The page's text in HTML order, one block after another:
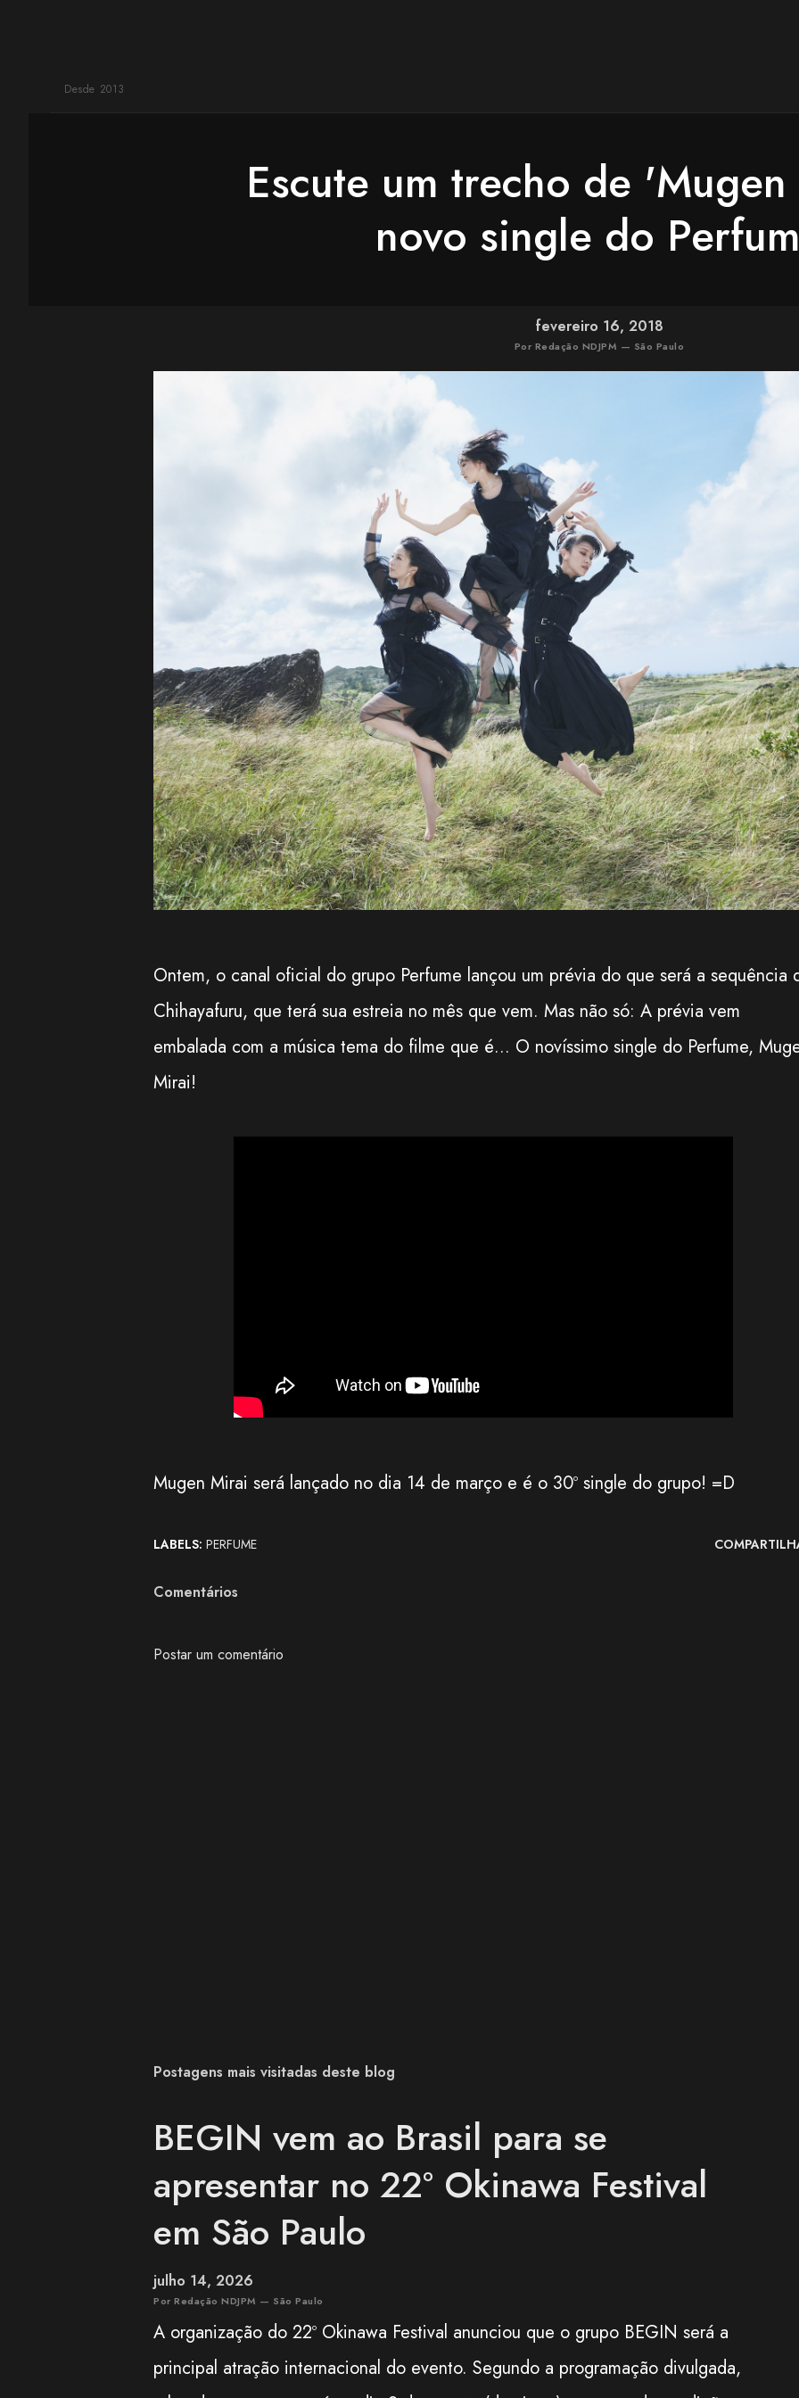
Desde 2013
Escute um trecho de
novo single do
fevereiro 16, 2018
Por Redação NDJPM — São Paulo
Ontem, o canal oficial do grupo Perfume lançou um prévia do que será a sequência
Chihayafuru, que terá sua estreia no mês que vem. Mas não só: A prévia vem
embalada com a música tema do filme que é... O novíssimo single do Perfume,
Mirai!
Mugen Mirai será lançado no dia 14 de março e é o 30º single do grupo! =D
LABELS: PERFUME
Comentários
Postar um comentário
Postagens mais visitadas deste blog
BEGIN vem ao Brasil para se
apresentar no 22º Okinawa Festival
em São Paulo
julho 14, 2026
Por Redação NDJPM — São Paulo
A organização do 22º Okinawa Festival anunciou que o grupo BEGIN será a
principal atração internacional do evento. Segundo a programação divulgada,